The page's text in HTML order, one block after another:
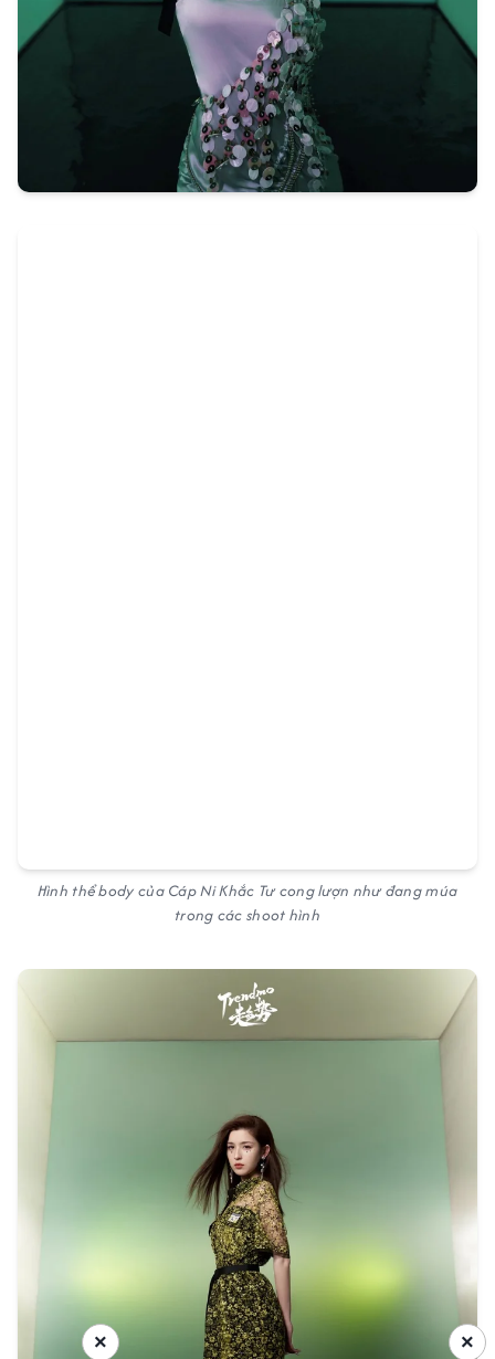
Hình thể body của Cáp Ni Khắc Tư cong lượn như đang múa
trong các shoot hình
×
×